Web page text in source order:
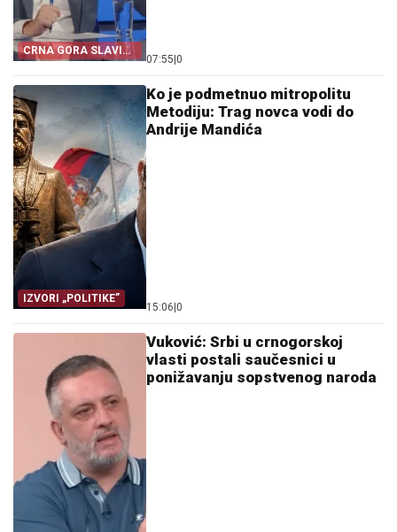
CRNA GORA SLAVI
„OLUJU“
07:55 0
IZVORI „POLITIKE”
Ko je podmetnuo mitropolitu
Metodiju: Trag novca vodi do
Andrije Mandića
15:06 0
Vuković: Srbi u crnogorskoj
vlasti postali saučesnici u
ponižavanju sopstvenog naroda